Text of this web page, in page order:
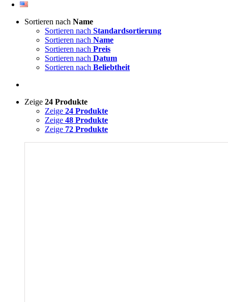
Sortieren nach Name
Sortieren nach Standardsortierung
Sortieren nach Name
Sortieren nach Preis
Sortieren nach Datum
Sortieren nach Beliebtheit
Zeige 24 Produkte
Zeige 24 Produkte
Zeige 48 Produkte
Zeige 72 Produkte